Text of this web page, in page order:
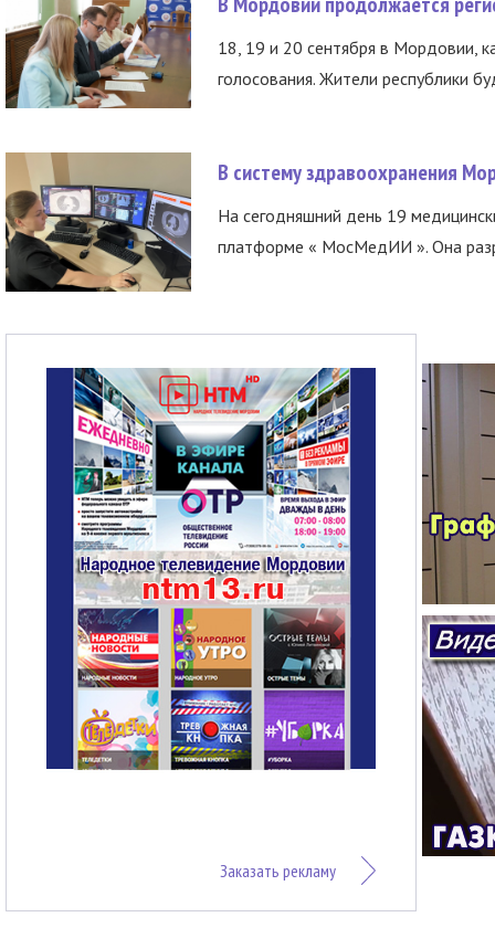
18, 19 и 20 сентября в Мордовии,
голосования. Жители республики
В систему здравоохранения
На сегодняшний день 19
платформе « МосМедИИ ». Она
Заказать рекламу